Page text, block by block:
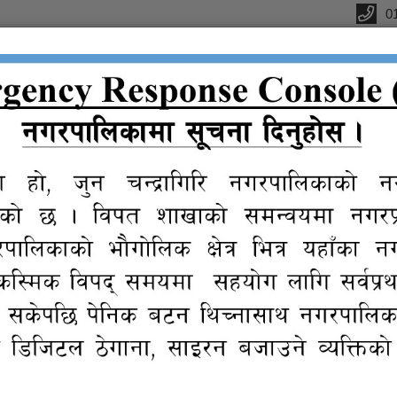
संगालो
Reports eGov